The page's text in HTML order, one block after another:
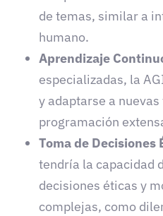
de temas, similar a
humano.
Aprendizaje
especializadas, la
y adaptarse a
programación
Toma de Decisiones
tendría la capacidad
decisiones éticas y
complejas, como